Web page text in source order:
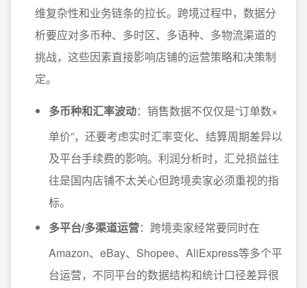
维复杂性和业务链条的拉长。跨境过程中，数据分
析要应对多币种、多时区、多语种、多物流渠道的
挑战，这些因素直接影响店铺的运营策略和决策制
定。
多币种和汇率波动：销售数据不仅仅是“订单数×
单价”，还要考虑实时汇率变化、结算周期差异以
及平台手续费的影响。利润分析时，汇兑损益往
往是国内店铺不太关心但跨境卖家必须重视的指
标。
多平台/多渠道运营：跨境卖家经常要同时在
Amazon、eBay、Shopee、AliExpress等多个平
台运营，不同平台的数据结构和统计口径差异很